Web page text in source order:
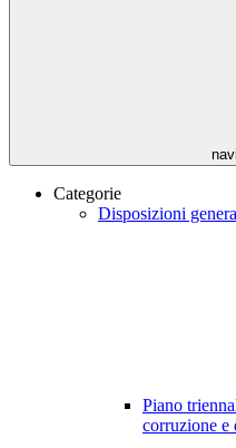
Categorie
Disposizioni
Piano
corruzione e